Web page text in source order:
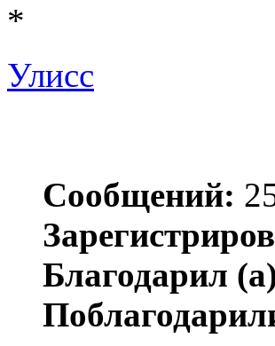
*
Улисс
Сообщений:
Благодарил